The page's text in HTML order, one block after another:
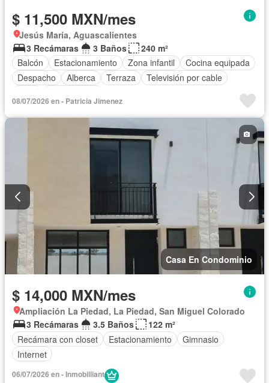
$ 11,500 MXN/mes
Jesús María, Aguascalientes
3 Recámaras
3 Baños
240 m²
Balcón
Estacionamiento Zona infantil
Cocina equipada
Despacho
Alberca Terraza
Televisión por cable
08/07/2026 en - Patricia Jimenez
Casa En Condominio
$ 14,000 MXN/mes
Ampliación La Piedad, La Piedad, San Miguel Colorado
3 Recámaras
3.5 Baños
122 m²
Recámara con closet
Estacionamiento
Gimnasio
Internet
06/07/2026 en - Inmobilliant